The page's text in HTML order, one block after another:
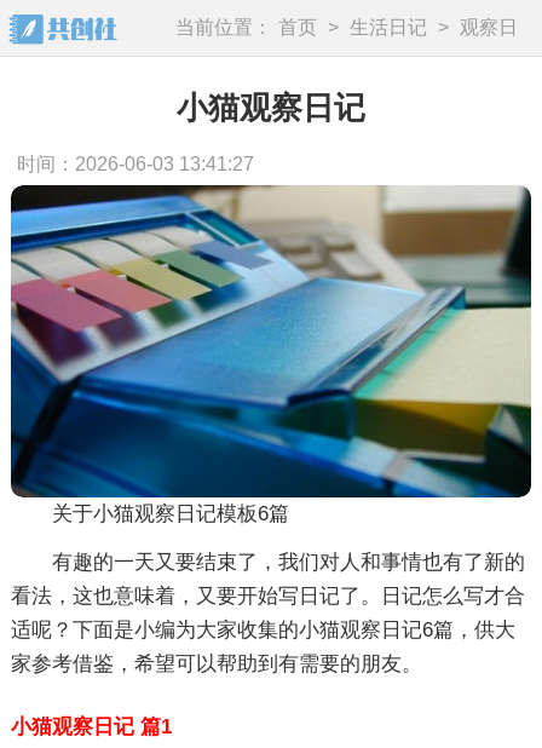
当前位置： 首页 > 生活日记 >
观察日
记
小猫观察日记
时间：2026-06-03 13:41:27
关于小猫观察日记模板6篇
有趣的一天又要结束了，我们对人和事情也有了新的
看法，这也意味着，又要开始写日记了。日记怎么写才合
适呢？下面是小编为大家收集的小猫观察日记6篇，供大
家参考借鉴，希望可以帮助到有需要的朋友。
小猫观察日记 篇1